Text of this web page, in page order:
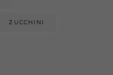
ZUCCHINI